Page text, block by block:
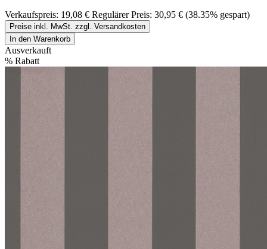
Verkaufspreis: 19,08 € Regulärer Preis: 30,95 € (38.35% gespart)
Preise inkl. MwSt. zzgl. Versandkosten
In den Warenkorb
Ausverkauft
% Rabatt